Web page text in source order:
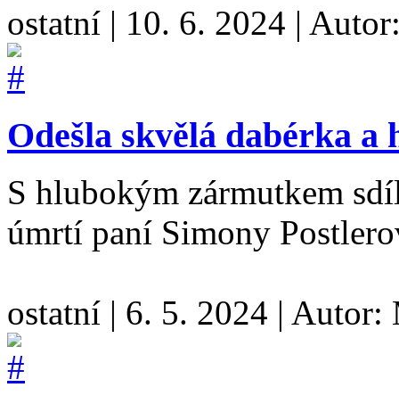
ostatní | 10. 6. 2024 |
Odešla skvělá dabérka a
S hlubokým zármutkem
úmrtí paní Simony
ostatní | 6. 5. 2024 | Autor: